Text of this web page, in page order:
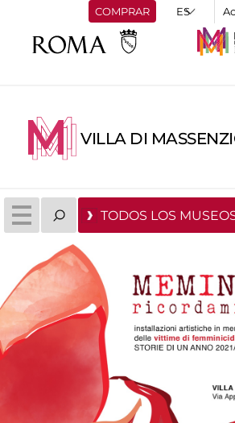
COMPRAR
VILLA DI
TODOS LOS